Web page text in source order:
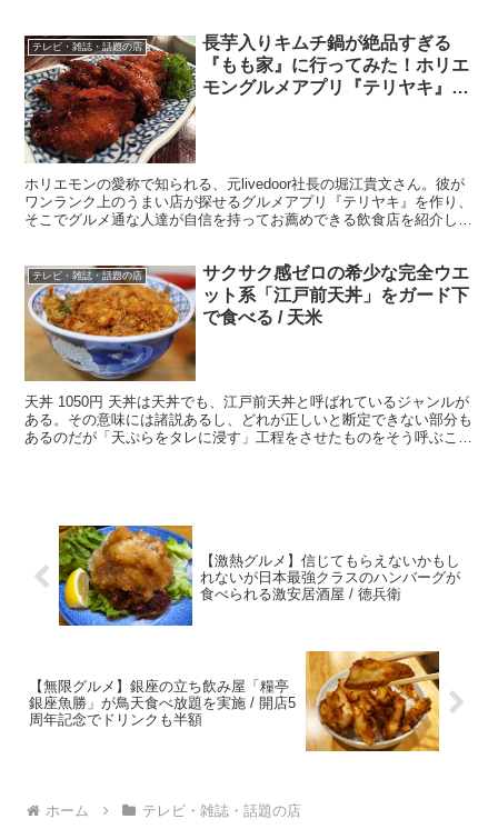
テレビ・雑誌・話題の店
長芋入りキムチ鍋が絶品すぎる
『もも家』に行ってみた！ホリエ
モングルメアプリ『テリヤキ』掲
ホリエモンの愛称で知られる、元livedoor社長の堀江貴文さん。彼が
ワンランク上のうまい店が探せるグルメアプリ『テリヤキ』を作り、
そこでグルメ通な人達が自信を持ってお薦めできる飲食店を紹介して
テレビ・雑誌・話題の店
サクサク感ゼロの希少な完全ウエ
ット系「江戸前天丼」をガード下
で食べる / 天米
天丼 1050円 天丼は天丼でも、江戸前天丼と呼ばれているジャンルが
ある。その意味には諸説あるし、どれが正しいと断定できない部分も
あるのだが「天ぷらをタレに浸す」工程をさせたものをそう呼ぶこと
【激熱グルメ】信じてもらえないかもし
れないが日本最強クラスのハンバーグが
食べられる激安居酒屋 / 徳兵衛
【無限グルメ】銀座の立ち飲み屋「糧亭
銀座魚勝」が鳥天食べ放題を実施 / 開店5
周年記念でドリンクも半額
ホーム テレビ・雑誌・話題の店